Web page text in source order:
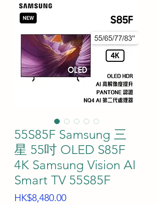
55S85F Samsung 三
星 55吋 OLED S85F
4K Samsung Vision AI
Smart TV 55S85F
HK$8,480.00價